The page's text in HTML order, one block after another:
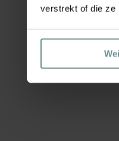
verstrekt of die ze